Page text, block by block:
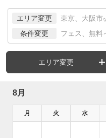
エリア変更 東京、大阪市
条件変更 フェス、無料
エリア変更
8月
月 火 水